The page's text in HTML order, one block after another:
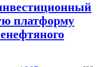
платформу